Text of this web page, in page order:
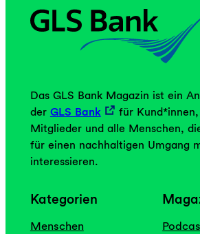
Das GLS Bank Magazin ist ein
der GLS Bank
für Kund*innen,
Mitglieder und alle Menschen,
für einen nachhaltigen Umgang
interessieren.
Kategorien
Menschen